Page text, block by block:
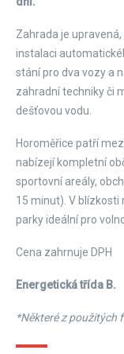
Zahrada je
instalaci
stání pro dva vozy a
zahradní techniky či
dešťovou vodu.
Horoměřice patří
nabízejí kompletní
sportovní areály,
15 minut). V
parky ideální pro
Cena zahrnuje DPH
Energetická třída B.
*Některé z použitých